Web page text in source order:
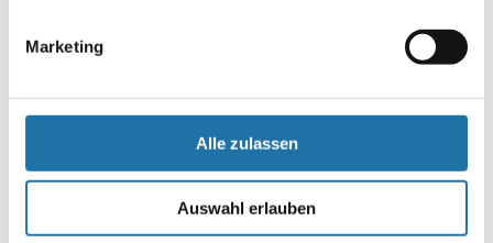
Marketing
Alle zulassen
Auswahl erlauben